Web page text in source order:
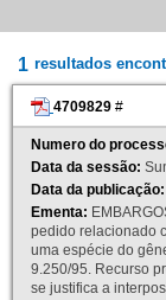
1 resultados
4709829 #
Numero do
Data da sessão:
Data da publicação:
Ementa:
pedido relacionado
uma espécie do
9.250/95. Recurso
se justifica a